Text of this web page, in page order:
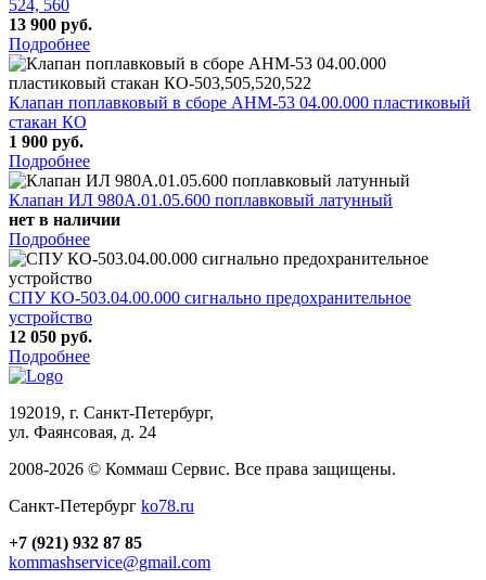
524, 560
13 900 руб.
Подробнее
Клапан поплавковый в сборе АНМ-53 04.00.000 пластиковый
стакан КО
1 900 руб.
Подробнее
Клапан ИЛ 980А.01.05.600 поплавковый латунный
нет в наличии
Подробнее
СПУ КО-503.04.00.000 сигнально предохранительное
устройство
12 050 руб.
Подробнее
192019, г. Санкт-Петербург,
ул. Фаянсовая, д. 24
2008-2026 © Коммаш Сервис. Все права защищены.
Санкт-Петербург ko78.ru
+7 (921) 932 87 85
kommashservice@gmail.com